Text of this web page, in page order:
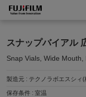
スナップバイアル
Snap Vials, Wide Mouth,
製造元 : テクノラボエスシィ(
保存条件 :室温